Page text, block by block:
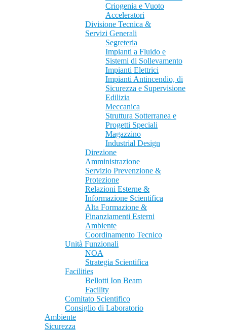
Criogenia e Vuoto
Acceleratori
Divisione Tecnica &
Servizi Generali
Segreteria
Impianti a Fluido e
Sistemi di Sollevamento
Impianti Elettrici
Impianti Antincendio, di
Sicurezza e Supervisione
Edilizia
Meccanica
Struttura Sotterranea e
Progetti Speciali
Magazzino
Industrial Design
Direzione
Amministrazione
Servizio Prevenzione &
Protezione
Relazioni Esterne &
Informazione Scientifica
Alta Formazione &
Finanziamenti Esterni
Ambiente
Coordinamento Tecnico
Unità Funzionali
NOA
Strategia Scientifica
Facilities
Bellotti Ion Beam
Facility
Comitato Scientifico
Consiglio di Laboratorio
Ambiente
Sicurezza